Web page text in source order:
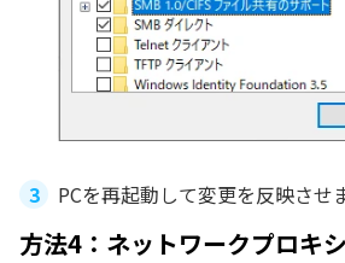
PCを再起動して変更を反映させ
方法4：ネットワークプロキ